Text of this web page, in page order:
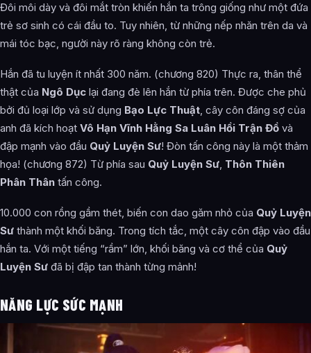
Đôi môi dày và đôi mắt tròn khiến hắn ta trông giống như một đứa
trẻ sơ sinh có cái đầu to. Tuy nhiên, từ những nếp nhăn trên da và
mái tóc bạc, người này rõ ràng không còn trẻ.
Hắn đã tu luyện ít nhất 300 năm. (chương 820) Thực ra, thân thể
thật của Ngô Dục lại đang đè lên hắn từ phía trên. Được che phủ
bởi đủ loại lớp và sử dụng Bạo Lực Thuật, cây côn đáng sợ của
anh đã kích hoạt Vô Hạn Vĩnh Hằng Sa Luân Hồi Trận Đồ và
đập mạnh vào đầu Quỷ Luyện Sư! Đòn tấn công này là một thảm
họa! (chương 872) Từ phía sau Quỷ Luyện Sư, Thôn Thiên
Phân Thân tấn công.
10.000 con rồng gầm thét, biến con dao găm nhỏ của Quỷ Luyện
Sư thành một khối băng. Trong tích tắc, một cây côn đập vào đầu
hắn ta. Với một tiếng “rầm” lớn, khối băng và cơ thể của Quỷ
Luyện Sư đã bị đập tan thành từng mảnh!
NĂNG LỰC SỨC MẠNH